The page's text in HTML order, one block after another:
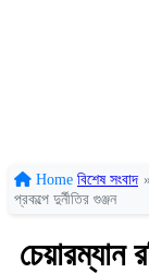
Home বিশেষ সংবাদ »
প্রকল্পে দুর্নীতির গুঞ্জন
চেয়ারম্যান